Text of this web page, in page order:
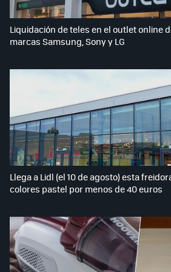
Liquidación de teles en el outlet online
marcas Samsung, Sony y LG
Llega a Lidl (el 10 de agosto) esta
colores pastel por menos de 40 euros